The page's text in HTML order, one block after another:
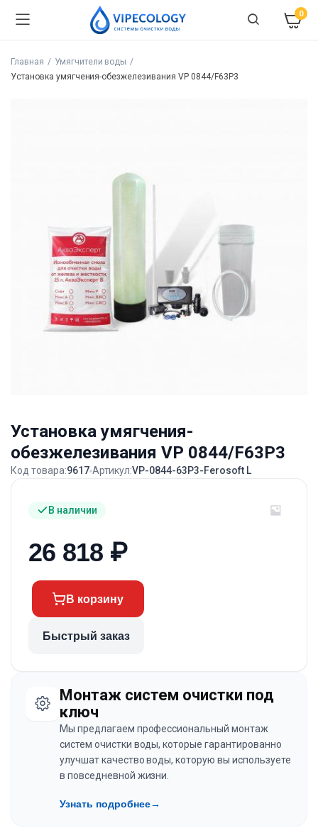
0
Главная
Умягчители воды
Установка умягчения-обезжелезивания VP 0844/F63P3
Установка умягчения-
обезжелезивания VP 0844/F63P3
Код товара:9617 Артикул:VP-0844-63P3-Ferosoft L
В наличии
26 818 ₽
В корзину
Быстрый заказ
Монтаж систем очистки под
ключ
Мы предлагаем профессиональный монтаж
систем очистки воды, которые гарантированно
улучшат качество воды, которую вы используете
в повседневной жизни.
Узнать подробнее→